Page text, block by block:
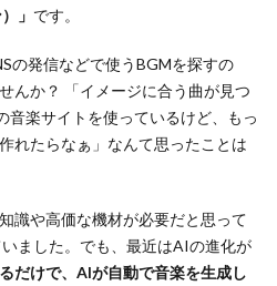
」 です。
の発信などで使うBGMを探すの
んか？ 「イメージに合う曲が見つ
楽サイトを使っているけど、もっ
れたらなぁ」なんて思ったことは
識や高価な機材が必要だと思って
ました。でも、最近はAIの進化が
だけで、AIが自動で音楽を生成し